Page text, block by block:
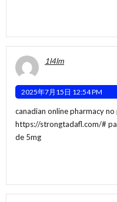
1l4lm
2025年7月15日 12:54 PM
canadian online pharmacy
https://strongtadafl.com/#
de 5mg